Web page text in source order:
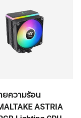
ยความร้อน
ASTRIA